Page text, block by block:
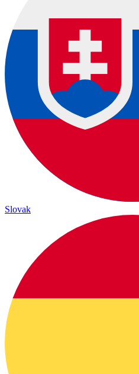
Slovak